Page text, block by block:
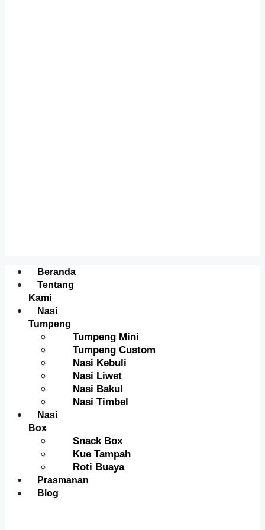
Menu
Beranda
Tentang
Kami
Nasi
Tumpeng
Tumpeng Mini
Tumpeng Custom
Nasi Kebuli
Nasi Liwet
Nasi Bakul
Nasi Timbel
Nasi
Box
Snack Box
Kue Tampah
Roti Buaya
Prasmanan
Blog